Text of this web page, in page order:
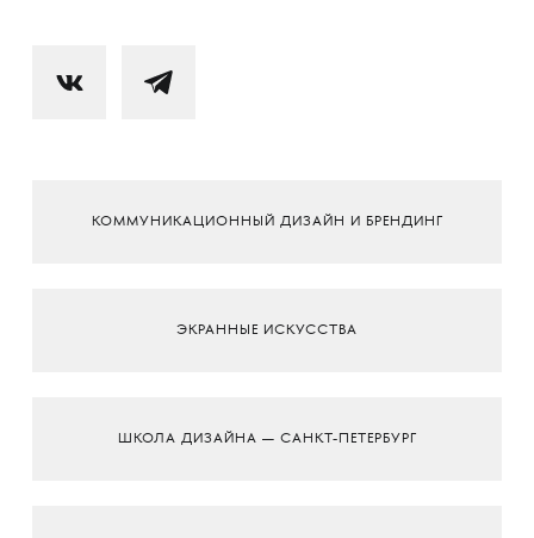
КОММУНИКАЦИОННЫЙ ДИЗАЙН И БРЕНДИНГ
ЭКРАННЫЕ ИСКУССТВА
ШКОЛА ДИЗАЙНА — САНКТ-ПЕТЕРБУРГ